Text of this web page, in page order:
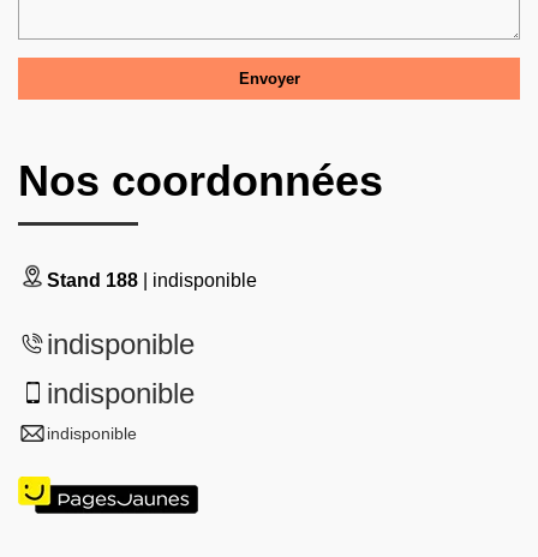
Nos coordonnées
Stand 188 | indisponible
indisponible
indisponible
indisponible